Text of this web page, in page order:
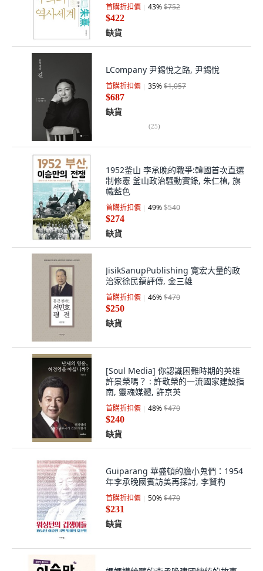
首購折扣價 43%$752
$422
缺貨
LCompany 尹錫悅之路, 尹錫悅
首購折扣價 35%$1,057
$687
缺貨
(25)
1952釜山 李承晚的戰爭:韓國首次直選
制修憲 釜山政治騷動實錄, 朱仁植, 旗
幟藍色
首購折扣價 49%$540
$274
缺貨
JisikSanupPublishing 寬宏大量的政
治家徐民鎬評傳, 金三雄
首購折扣價 46%$470
$250
缺貨
[Soul Media] 你認識困難時期的英雄
許景榮嗎？ : 許敬榮的一流國家建設指
南, 靈魂媒體, 許京英
首購折扣價 48%$470
$240
缺貨
Guiparang 華盛頓的膽小鬼們：1954
年李承晚國賓訪美再探討, 李賢杓
首購折扣價 50%$470
$231
缺貨